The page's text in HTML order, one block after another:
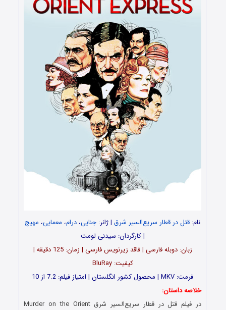
نام: قتل در قطار سریع‌السیر شرق | ژانر: جنایی، درام، معمایی، مهیج
| کارگردان: سیدنی لومت
زبان: دوبله فارسی | فاقد زیرنویس فارسی | زمان: 125 دقیقه |
کیفیت: BluRay
فرمت: MKV | محصول کشور انگلستان | امتیاز فیلم: 7.2 از 10
خلاصه داستان:
در فیلم قتل در قطار سریع‌السیر شرق Murder on the Orient